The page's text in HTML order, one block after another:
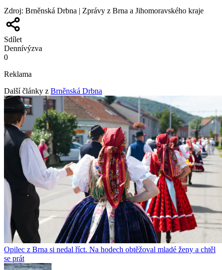
Zdroj: Brněnská Drbna | Zprávy z Brna a Jihomoravského kraje
Sdílet
Dennívýzva
0
Reklama
Další články z Brněnská Drbna
Opilec z Brna si nedal říct. Na hodech obtěžoval mladé ženy a chtěl
se prát